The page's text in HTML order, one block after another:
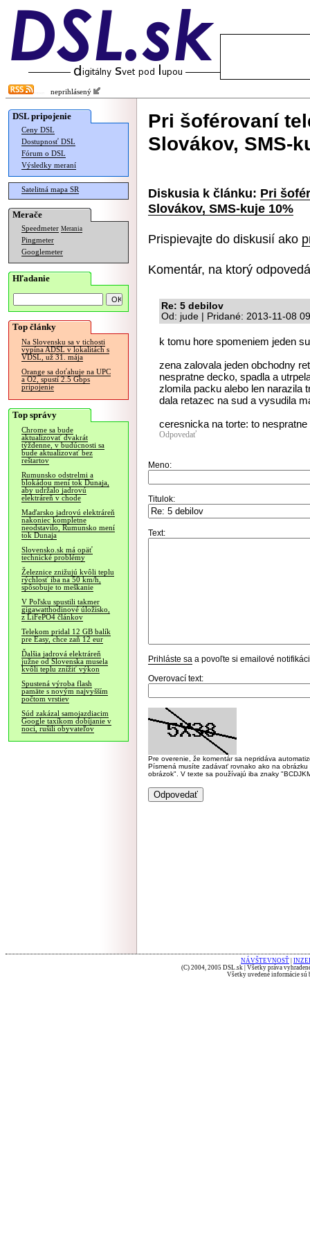
neprihlásený
DSL pripojenie
Ceny DSL
Dostupnosť DSL
Fórum o DSL
Výsledky meraní
Satelitná mapa SR
Merače
Speedmeter Merania
Pingmeter
Googlemeter
Hľadanie
Top články
Na Slovensku sa v tichosti
vypína ADSL v lokalitách s
VDSL, už 31. mája
Orange sa doťahuje na UPC
a O2, spustí 2.5 Gbps
pripojenie
Top správy
Chrome sa bude
aktualizovať dvakrát
týždenne, v budúcnosti sa
bude aktualizovať bez
reštartov
Rumunsko odstrelmi a
blokádou mení tok Dunaja,
aby udržalo jadrovú
elektráreň v chode
Maďarsko jadrovú elektráreň
nakoniec kompletne
neodstavilo, Rumunsko mení
tok Dunaja
Slovensko.sk má opäť
technické problémy
Železnice znižujú kvôli teplu
rýchlosť iba na 50 km/h,
spôsobuje to meškanie
V Poľsku spustili takmer
gigawatthodinové úložisko,
z LiFePO4 článkov
Telekom pridal 12 GB balík
pre Easy, chce zaň 12 eur
Ďalšia jadrová elektráreň
južne od Slovenska musela
kvôli teplu znížiť výkon
Spustená výroba flash
pamäte s novým najvyšším
počtom vrstiev
Súd zakázal samojazdiacim
Google taxíkom dobíjanie v
noci, rušili obyvateľov
Pri šoférovaní
Slovákov, SMS-
Diskusia k článku: Pri
Slovákov, SMS-kuje 10%
Prispievajte do diskusií ako
Komentár, na ktorý
Re: 5 debilov
Od: jude | Pridané: 2013-11-08
k tomu hore spomeniem jeden
zena zalovala jeden obchodny
nespratne decko, spadla a
zlomila packu alebo len narazila
dala retazec na sud a vysudila
ceresnicka na torte: to
Odpovedať
Meno:
Titulok:
Text:
Prihláste sa a povoľte si emailové
Overovací text:
Pre overenie, že komentár sa nepridáva
Písmená musíte zadávať rovnako ako na
obrázok". V texte sa používajú iba znaky
NÁVŠTEVNOSŤ
(C) 2004, 2005 DSL.sk | Všetky práva
Všetky uvedené informácie sú